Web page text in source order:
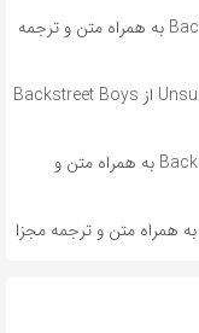
آهنگ انگلیسی Weird World از Backstreet Boys به همراه متن و ترجمه
آهنگ انگلیسی Unsuspecting Sunday Afternoon از Backstreet Boys
آهنگ انگلیسی Unmistakable از Backstreet Boys به همراه متن و